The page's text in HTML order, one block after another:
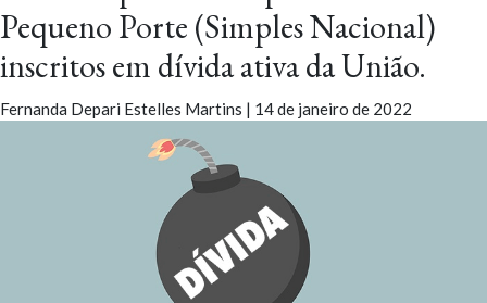
Pequeno Porte (Simples Nacional)
inscritos em dívida ativa da União.
Fernanda Depari Estelles Martins | 14 de janeiro de 2022